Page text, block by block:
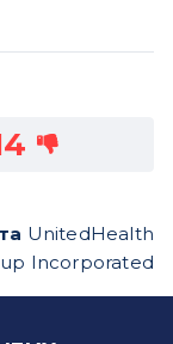
UnitedHealth
Incorporated